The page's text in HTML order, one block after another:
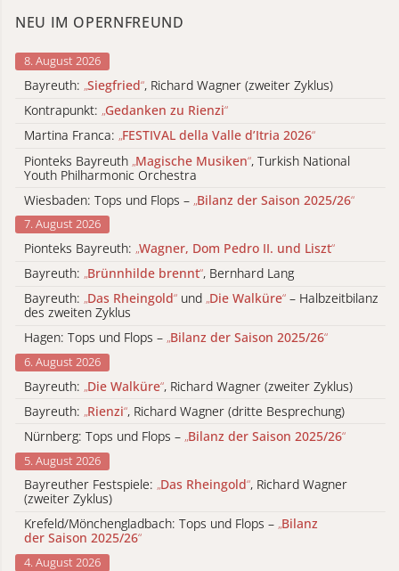
NEU IM OPERNFREUND
8. August 2026
Bayreuth: „Siegfried“, Richard Wagner (zweiter Zyklus)
Kontrapunkt: „Gedanken zu Rienzi“
Martina Franca: „FESTIVAL della Valle d’Itria 2026“
Pionteks Bayreuth „Magische Musiken“, Turkish National
Youth Philharmonic Orchestra
Wiesbaden: Tops und Flops – „Bilanz der Saison 2025/26“
7. August 2026
Pionteks Bayreuth: „Wagner, Dom Pedro II. und Liszt“
Bayreuth: „Brünnhilde brennt“, Bernhard Lang
Bayreuth: „Das Rheingold“ und „Die Walküre“ – Halbzeitbilanz
des zweiten Zyklus
Hagen: Tops und Flops – „Bilanz der Saison 2025/26“
6. August 2026
Bayreuth: „Die Walküre“, Richard Wagner (zweiter Zyklus)
Bayreuth: „Rienzi“, Richard Wagner (dritte Besprechung)
Nürnberg: Tops und Flops – „Bilanz der Saison 2025/26“
5. August 2026
Bayreuther Festspiele: „Das Rheingold“, Richard Wagner
(zweiter Zyklus)
Krefeld/Mönchengladbach: Tops und Flops – „Bilanz
der Saison 2025/26“
4. August 2026